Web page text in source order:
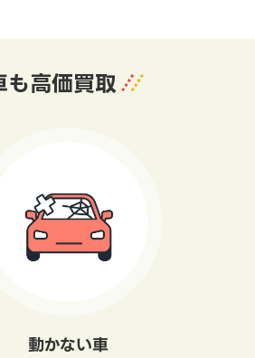
も高価買取
動かない車